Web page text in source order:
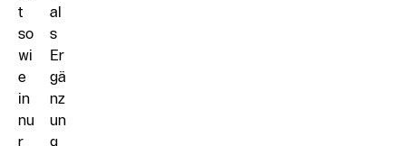
t
so
wi
e
in
nu
r
al
s
Er
gä
nz
un
g